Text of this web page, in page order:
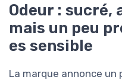
Odeur : sucré,
mais un peu
es sensible
La marque annonce un